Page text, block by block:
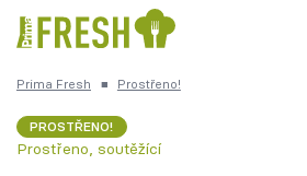
Česká kuchyně
Prima Fresh ■ Prostřeno!
PROSTŘENO!
Prostřeno, soutěžící